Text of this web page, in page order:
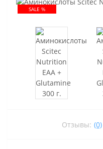
SALE %
Отзывы: (0)